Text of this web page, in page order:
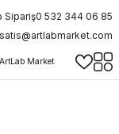
Sipariş0 532 344 06 85
satis@artlabmarket.com